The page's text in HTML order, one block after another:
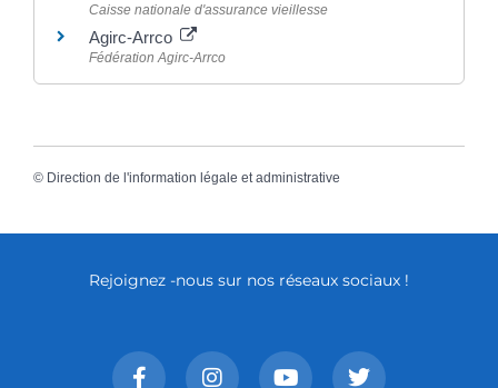
Caisse nationale d'assurance vieillesse
Agirc-Arrco
Fédération Agirc-Arrco
© Direction de l'information légale et administrative
Rejoignez -nous sur nos réseaux sociaux !